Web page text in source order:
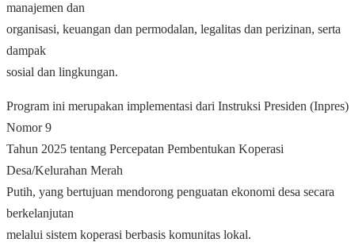
manajemen dan
organisasi, keuangan dan permodalan, legalitas dan perizinan, serta
dampak
sosial dan lingkungan.
Program ini merupakan implementasi dari Instruksi Presiden (Inpres)
Nomor 9
Tahun 2025 tentang Percepatan Pembentukan Koperasi
Desa/Kelurahan Merah
Putih, yang bertujuan mendorong penguatan ekonomi desa secara
berkelanjutan
melalui sistem koperasi berbasis komunitas lokal.